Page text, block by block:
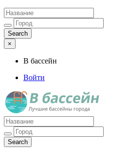
×
В бассейн
Войти
Лучшие бассейны города